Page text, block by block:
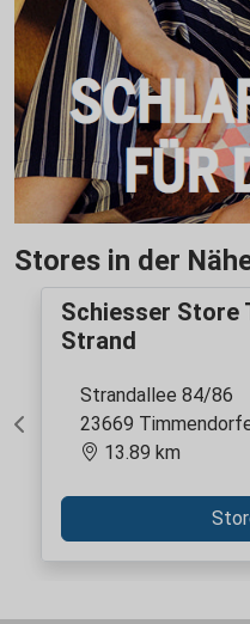
Stores in der
Previous
Schiesser Store
Strand
Strandallee 84/86
23669
13.89 km